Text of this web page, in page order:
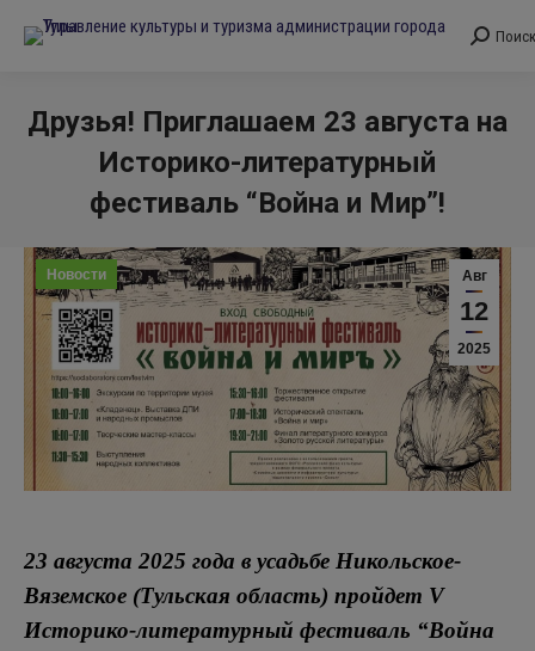
Поиск:
Поиск
Друзья! Приглашаем 23 августа на
Историко-литературный
фестиваль “Война и Мир”!
Авг
12
2025
Новости
23 августа 2025 года в усадьбе Никольское-
Вяземское (Тульская область) пройдет V
Историко-литературный фестиваль “Война